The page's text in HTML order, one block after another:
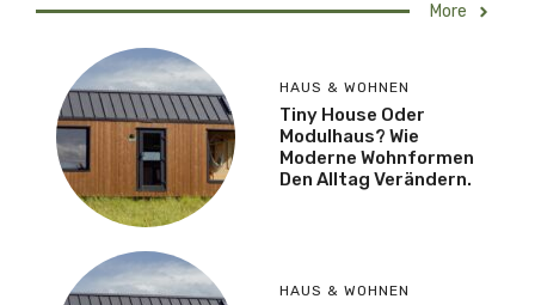
More
HAUS & WOHNEN
Tiny House Oder
Modulhaus? Wie
Moderne Wohnformen
Den Alltag Verändern.
HAUS & WOHNEN